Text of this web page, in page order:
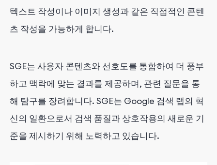
텍스트 작성이나 이미지 생성과 같은 직접적인 콘텐
츠 작성을 가능하게 합니다.
SGE는 사용자 콘텐츠와 선호도를 통합하여 더 풍부
하고 맥락에 맞는 결과를 제공하며, 관련 질문을 통
해 탐구를 장려합니다. SGE는 Google 검색 랩의 혁
신의 일환으로서 검색 품질과 상호작용의 새로운 기
준을 제시하기 위해 노력하고 있습니다.